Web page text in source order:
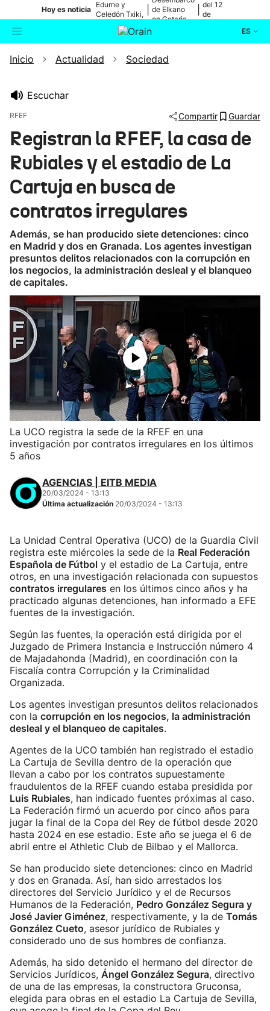
Hoy es noticia
Edurne y
Celedón Txiki,
en directo
de Elkano
en Getaria
del 12
de
ES
Buscador Actualidad
Ikusmiran
Eguraldia
Inicio Actualidad Sociedad
Escuchar
RFEF Compartir Guardar
Registran la RFEF, la casa de
Rubiales y el estadio de La
Cartuja en busca de
contratos irregulares
Además, se han producido siete detenciones: cinco
en Madrid y dos en Granada. Los agentes investigan
presuntos delitos relacionados con la corrupción en
los negocios, la administración desleal y el blanqueo
de capitales.
La UCO registra la sede de la RFEF en una
investigación por contratos irregulares en los últimos
5 años
AGENCIAS | EITB MEDIA
20/03/2024 - 13:13
Última actualización 20/03/2024 - 13:13
La Unidad Central Operativa (UCO) de la Guardia Civil
registra este miércoles la sede de la Real Federación
Española de Fútbol y el estadio de La Cartuja, entre
otros, en una investigación relacionada con supuestos
contratos irregulares en los últimos cinco años y ha
practicado algunas detenciones, han informado a EFE
fuentes de la investigación.
Según las fuentes, la operación está dirigida por el
Juzgado de Primera Instancia e Instrucción número 4
de Majadahonda (Madrid), en coordinación con la
Fiscalía contra Corrupción y la Criminalidad
Organizada.
Los agentes investigan presuntos delitos relacionados
con la corrupción en los negocios, la administración
desleal y el blanqueo de capitales.
Agentes de la UCO también han registrado el estadio
La Cartuja de Sevilla dentro de la operación que
llevan a cabo por los contratos supuestamente
fraudulentos de la RFEF cuando estaba presidida por
Luis Rubiales, han indicado fuentes próximas al caso.
La Federación firmó un acuerdo por cinco años para
jugar la final de la Copa del Rey de fútbol desde 2020
hasta 2024 en ese estadio. Este año se juega el 6 de
abril entre el Athletic Club de Bilbao y el Mallorca.
Se han producido siete detenciones: cinco en Madrid
y dos en Granada. Así, han sido arrestados los
directores del Servicio Jurídico y el de Recursos
Humanos de la Federación, Pedro González Segura y
José Javier Giménez, respectivamente, y la de Tomás
González Cueto, asesor jurídico de Rubiales y
considerado uno de sus hombres de confianza.
Además, ha sido detenido el hermano del director de
Servicios Jurídicos, Ángel González Segura, directivo
de una de las empresas, la constructora Gruconsa,
elegida para obras en el estadio La Cartuja de Sevilla,